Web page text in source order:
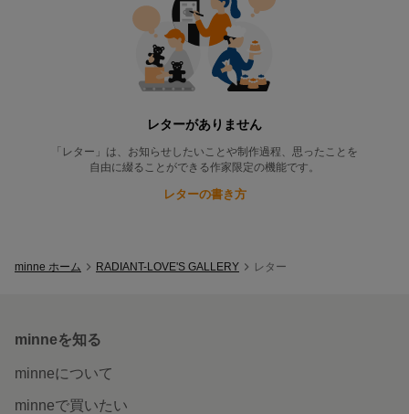
RADIANT-LOVE'S GALLERY
レターがありません
「レター」は、お知らせしたいことや制作過程、思ったことを
自由に綴ることができる作家限定の機能です。
レターの書き方
minne ホーム RADIANT-LOVE'S GALLERY レター
minneを知る
minneについて
minneで買いたい